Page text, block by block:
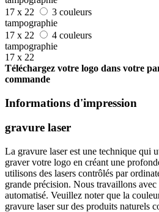
17 x 22
3 couleurs
tampographie
17 x 22
4 couleurs
tampographie
17 x 22
Téléchargez votre logo dans votre
commande
Informations d'impression
gravure laser
La gravure laser est une technique qui
graver votre logo en créant une
utilisons des lasers contrôlés par
grande précision. Nous travaillons avec
automatisé. Veuillez noter que la
gravure laser sur des produits naturels